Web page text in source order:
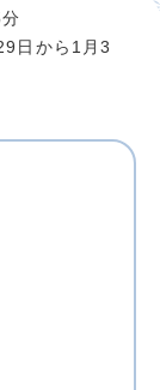
日から1月3